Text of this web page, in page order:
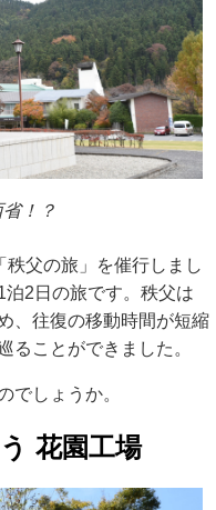
！？
父の旅」を催行しまし
2日の旅です。秩父は
、往復の移動時間が短縮
ることができました。
でしょうか。
花園工場